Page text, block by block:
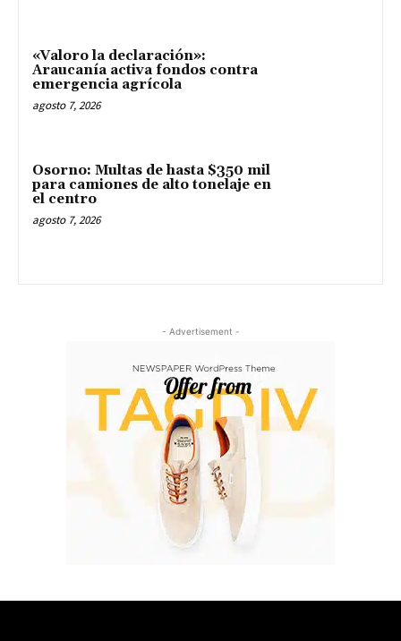
«Valoro la declaración»:
Araucanía activa fondos contra
emergencia agrícola
agosto 7, 2026
Osorno: Multas de hasta $350 mil
para camiones de alto tonelaje en
el centro
agosto 7, 2026
- Advertisement -